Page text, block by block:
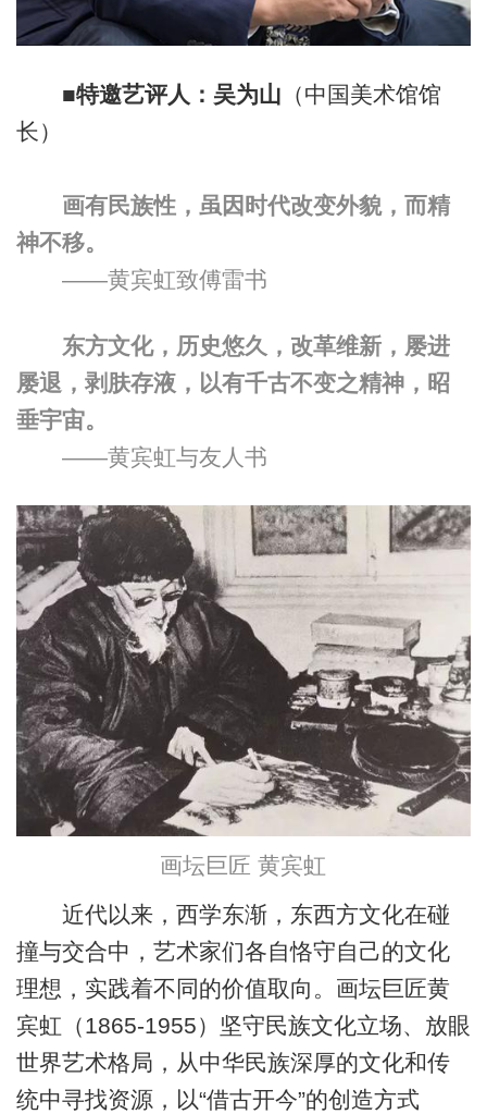
■特邀艺评人：吴为山 （中国美术馆馆
长）
画有民族性，虽因时代改变外貌，而精
神不移。
——黄宾虹致傅雷书
东方文化，历史悠久，改革维新，屡进
屡退，剥肤存液，以有千古不变之精神，昭
垂宇宙。
——黄宾虹与友人书
画坛巨匠 黄宾虹
近代以来，西学东渐，东西方文化在碰
撞与交合中，艺术家们各自恪守自己的文化
理想，实践着不同的价值取向。画坛巨匠黄
宾虹（1865-1955）坚守民族文化立场、放眼
世界艺术格局，从中华民族深厚的文化和传
统中寻找资源，以“借古开今”的创造方式